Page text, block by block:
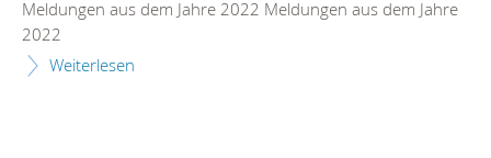
Meldungen aus dem Jahre 2022 Meldungen aus dem Jahre
2022
Weiterlesen